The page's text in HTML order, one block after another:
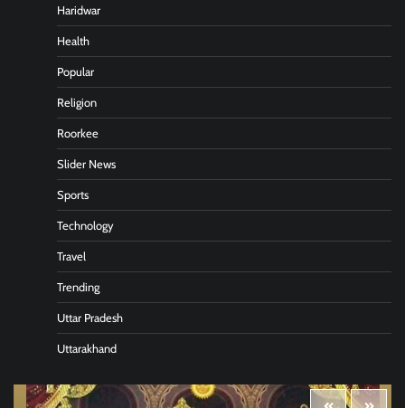
Haridwar
Health
Popular
Religion
Roorkee
Slider News
Sports
Technology
Travel
Trending
Uttar Pradesh
Uttarakhand